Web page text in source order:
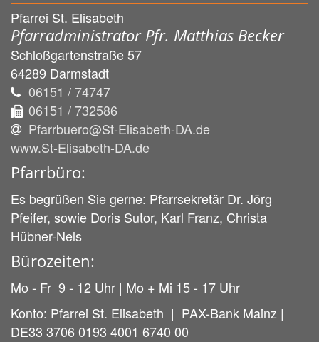
Pfarrei St. Elisabeth
Pfarradministrator Pfr. Matthias Becker
Schloßgartenstraße 57
64289 Darmstadt
06151 / 74747
06151 / 732586
Pfarrbuero@St-Elisabeth-DA.de
www.St-Elisabeth-DA.de
Pfarrbüro:
Es begrüßen Sie gerne: Pfarrsekretär Dr. Jörg
Pfeifer, sowie Doris Sutor, Karl Franz, Christa
Hübner-Nels
Bürozeiten:
Mo - Fr 9 - 12 Uhr | Mo + Mi 15 - 17 Uhr
Konto: Pfarrei St. Elisabeth | PAX-Bank Mainz |
DE33 3706 0193 4001 6740 00